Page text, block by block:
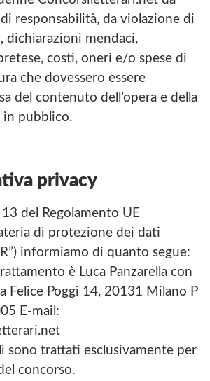
responsabilità, da violazione di
dichiarazioni mendaci,
costi, oneri e/o spese di
che dovessero essere
del contenuto dell’opera e della
in pubblico.
privacy
del Regolamento UE
di protezione dei dati
informiamo di quanto segue:
è Luca Panzarella con
Felice Poggi 14, 20131 Milano P
E-mail:
sono trattati esclusivamente per
concorso.